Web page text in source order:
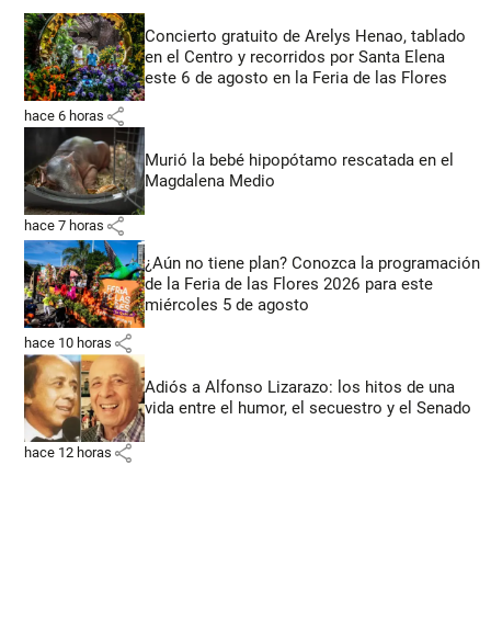
Concierto gratuito de Arelys Henao, tablado
en el Centro y recorridos por Santa Elena
este 6 de agosto en la Feria de las Flores
hace 6 horas share
Murió la bebé hipopótamo rescatada en el
Magdalena Medio
hace 7 horas share
¿Aún no tiene plan? Conozca la programación
de la Feria de las Flores 2026 para este
miércoles 5 de agosto
hace 10 horas share
Adiós a Alfonso Lizarazo: los hitos de una
vida entre el humor, el secuestro y el Senado
hace 12 horas share